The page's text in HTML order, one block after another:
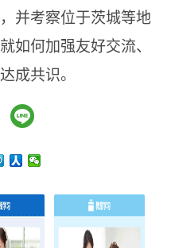
并考察位于茨城等地
如何加强友好交流、
成共识。